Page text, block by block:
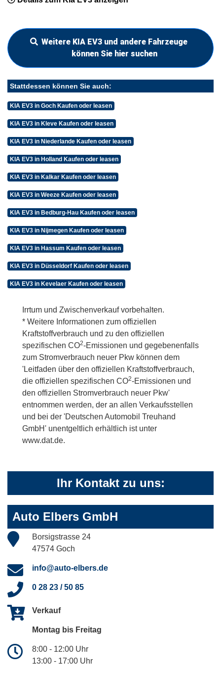
Weitere KIA EV3 und andere Fahrzeuge
können Sie hier suchen
Stattdessen können Sie auch:
KIA EV3 in Goch Kaufen oder leasen
KIA EV3 in Kleve Kaufen oder leasen
KIA EV3 in Niederlande Kaufen oder leasen
KIA EV3 in Holland Kaufen oder leasen
KIA EV3 in Kalkar Kaufen oder leasen
KIA EV3 in Weeze Kaufen oder leasen
KIA EV3 in Bedburg-Hau Kaufen oder leasen
KIA EV3 in Nijmegen Kaufen oder leasen
KIA EV3 in Hassum Kaufen oder leasen
KIA EV3 in Düsseldorf Kaufen oder leasen
KIA EV3 in Kevelaer Kaufen oder leasen
Irrtum und Zwischenverkauf vorbehalten.
* Weitere Informationen zum offiziellen
Kraftstoffverbrauch und zu den offiziellen
spezifischen CO2-Emissionen und gegebenenfalls
zum Stromverbrauch neuer Pkw können dem
'Leitfaden über den offiziellen Kraftstoffverbrauch,
die offiziellen spezifischen CO2-Emissionen und
den offiziellen Stromverbrauch neuer Pkw'
entnommen werden, der an allen Verkaufsstellen
und bei der 'Deutschen Automobil Treuhand
GmbH' unentgeltlich erhältlich ist unter
www.dat.de.
Ihr Kontakt zu uns:
Auto Elbers GmbH
Borsigstrasse 24
47574 Goch
info@auto-elbers.de
0 28 23 / 50 85
Verkauf
Montag bis Freitag
8:00 - 12:00 Uhr
13:00 - 17:00 Uhr